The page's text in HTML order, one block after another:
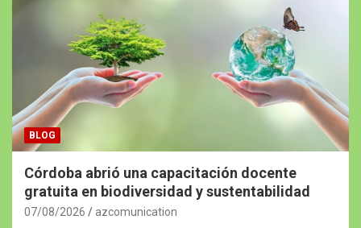
BLOG
Córdoba abrió una capacitación docente
gratuita en biodiversidad y sustentabilidad
07/08/2026 azcomunication